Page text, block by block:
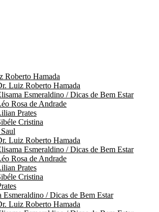
Roberto Hamada
Luiz Roberto Hamada
Esmeraldino / Dicas de Bem Estar
Rosa de Andrade
Prates
Cristina
Luiz Roberto Hamada
Esmeraldino / Dicas de Bem Estar
Rosa de Andrade
Prates
Cristina
Esmeraldino / Dicas de Bem Estar
Luiz Roberto Hamada